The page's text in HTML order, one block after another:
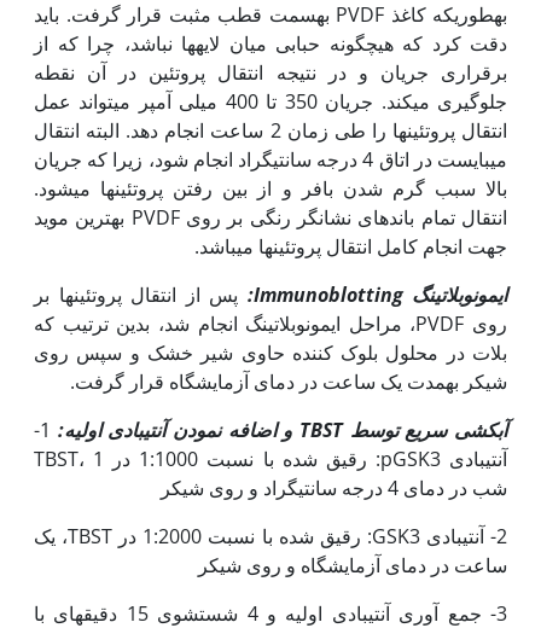
به‏طوری‏که کاغذ PVDF به‏سمت قطب مثبت قرار گرفت. باید
دقت کرد که هیچ‫گونه حبابی میان لایه­ها نباشد، چرا که از
برقراری جریان و در نتیجه انتقال پروتئین در آن نقطه
جلوگیری می­کند. جریان 350 تا 400 میلی آمپر می­تواند عمل
انتقال پروتئین­ها را طی زمان 2 ساعت انجام دهد. البته انتقال
می­بایست در اتاق 4 درجه سانتیگراد انجام شود، زیرا که جریان
بالا سبب گرم شدن بافر و از بین رفتن پروتئین­ها می­شود.
انتقال تمام باندهای نشانگر رنگی بر روی PVDF بهترین موید
جهت انجام کامل انتقال پروتئین­ها می­باشد.
ایمونوبلاتینگImmunoblotting
: پس از انتقال پروتئین­ها بر
روی PVDF، مراحل ایمونوبلاتینگ انجام شد، بدین ترتیب که
بلات در محلول بلوک کننده حاوی شیر خشک و سپس روی
شیکر به‏مدت یک ساعت در دمای آزمایشگاه قرار گرفت.
آبکشی سریع توسطTBST و اضافه نمودن آنتیبادی اولیه:
1-
آنتی­بادی pGSK3: رقیق شده با نسبت 1:1000 در TBST، 1
شب در دمای 4 درجه سانتی­گراد و روی شیکر
2- آنتی­بادی GSK3: رقیق شده با نسبت 1:2000 در TBST، یک
ساعت در دمای آزمایشگاه و روی شیکر
3- جمع آوری آنتی­بادی اولیه و 4 شستشوی 15 دقیق‫های با